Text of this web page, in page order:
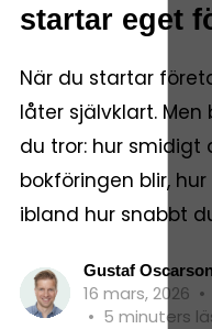
startar eget
När du startar
låter självklart.
du tror: hur
bokföringen blir,
ibland hur snabbt
Gustaf Oscarson
16 mars, 2026 •
• 5 minuters